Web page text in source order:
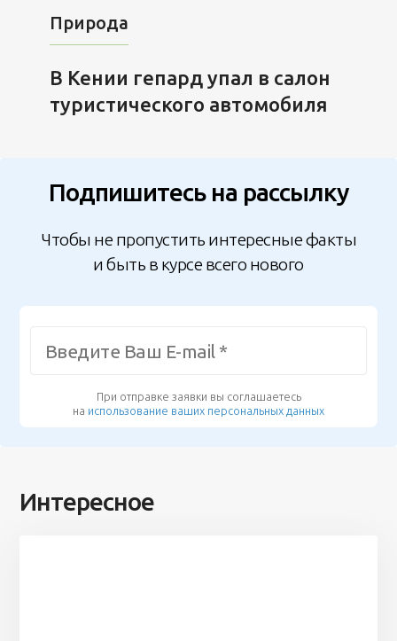
Природа
В Кении гепард упал в салон
туристического автомобиля
Подпишитесь на рассылку
Чтобы не пропустить интересные факты
и быть в курсе всего нового
При отправке заявки вы соглашаетесь
на использование ваших персональных данных
Интересное